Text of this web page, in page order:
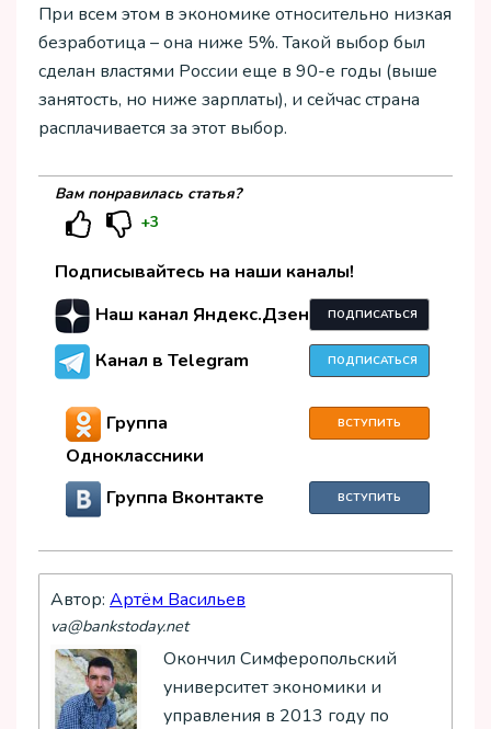
При всем этом в экономике относительно низкая
безработица – она ниже 5%. Такой выбор был
сделан властями России еще в 90-е годы (выше
занятость, но ниже зарплаты), и сейчас страна
расплачивается за этот выбор.
Вам понравилась статья?
+3
Подписывайтесь на наши каналы!
Наш канал Яндекс.Дзен
ПОДПИСАТЬСЯ
Канал в Telegram ПОДПИСАТЬСЯ
Группа
Одноклассники
ВСТУПИТЬ
Группа Вконтакте ВСТУПИТЬ
Автор: Артём Васильев
va@bankstoday.net
Окончил Симферопольский
университет экономики и
управления в 2013 году по